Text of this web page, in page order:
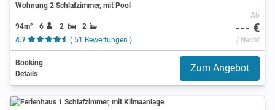
Wohnung 2 Schlafzimmer, mit Pool
94m² 6 2
2
4.7
( 51 Bewertungen )
Ab
--- €
/ Nacht
Booking
Details
Zum Angebot